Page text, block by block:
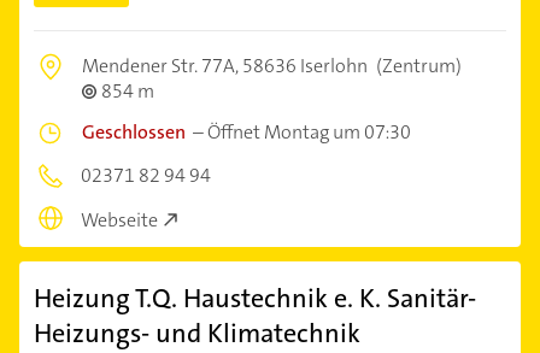
Mendener Str. 77A,58636 Iserlohn (Zentrum)
854 m
Geschlossen –Öffnet Montag um 07:30
02371 82 94 94
Webseite
Heizung T.Q. Haustechnik e. K. Sanitär-
Heizungs- und Klimatechnik